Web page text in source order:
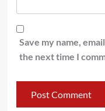
Save my name,
the next time I